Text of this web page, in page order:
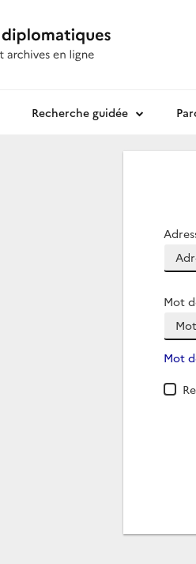
Recherche guidée
Mot
Mot